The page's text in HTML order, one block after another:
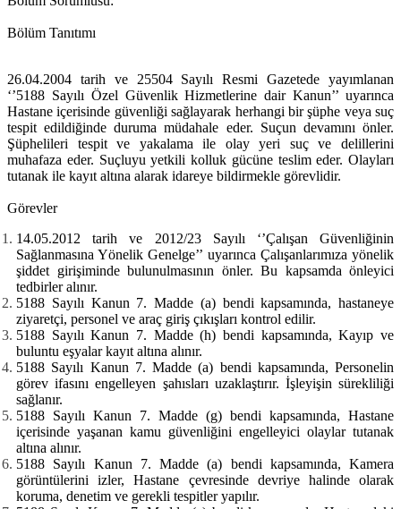
Bölüm Tanıtımı
26.04.2004 tarih ve 25504 Sayılı Resmi Gazetede yayımlanan
‘’5188 Sayılı Özel Güvenlik Hizmetlerine dair Kanun’’ uyarınca
Hastane içerisinde güvenliği sağlayarak herhangi bir şüphe veya suç
tespit edildiğinde duruma müdahale eder. Suçun devamını önler.
Şüphelileri tespit ve yakalama ile olay yeri suç ve delillerini
muhafaza eder. Suçluyu yetkili kolluk gücüne teslim eder. Olayları
tutanak ile kayıt altına alarak idareye bildirmekle görevlidir.
Görevler
14.05.2012 tarih ve 2012/23 Sayılı ‘’Çalışan Güvenliğinin
Sağlanmasına Yönelik Genelge’’ uyarınca Çalışanlarımıza yönelik
şiddet girişiminde bulunulmasının önler. Bu kapsamda önleyici
tedbirler alınır.
5188 Sayılı Kanun 7. Madde (a) bendi kapsamında, hastaneye
ziyaretçi, personel ve araç giriş çıkışları kontrol edilir.
5188 Sayılı Kanun 7. Madde (h) bendi kapsamında, Kayıp ve
buluntu eşyalar kayıt altına alınır.
5188 Sayılı Kanun 7. Madde (a) bendi kapsamında, Personelin
görev ifasını engelleyen şahısları uzaklaştırır. İşleyişin sürekliliği
sağlanır.
5188 Sayılı Kanun 7. Madde (g) bendi kapsamında, Hastane
içerisinde yaşanan kamu güvenliğini engelleyici olaylar tutanak
altına alınır.
5188 Sayılı Kanun 7. Madde (a) bendi kapsamında, Kamera
görüntülerini izler, Hastane çevresinde devriye halinde olarak
koruma, denetim ve gerekli tespitler yapılır.